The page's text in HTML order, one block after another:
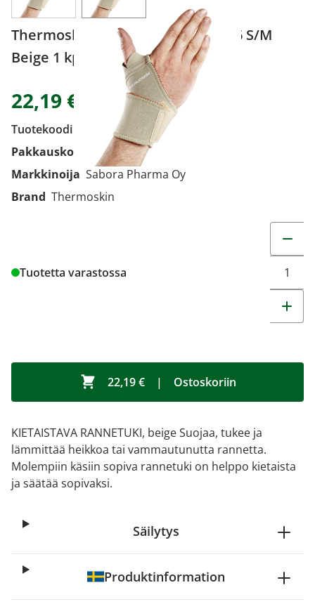
Thermoskin Wrist Wrap Uni 84226 S/M
Beige 1 kpl
22,19 €
Tuotekoodi
9242307
Pakkauskoko
1 kpl
Markkinoija Sabora Pharma Oy
Brand Thermoskin
Tuotetta varastossa
22,19 € | Ostoskoriin
KIETAISTAVA RANNETUKI, beige Suojaa, tukee ja
lämmittää heikkoa tai vammautunutta rannetta.
Molempiin käsiin sopiva rannetuki on helppo kietaista
ja säätää sopivaksi.
Säilytys
Produktinformation